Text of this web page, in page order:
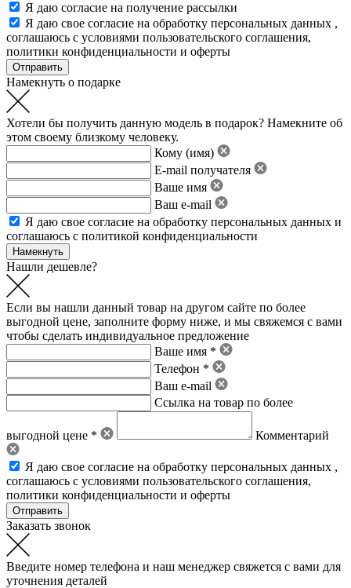
Я даю согласие на получение рассылки
Я даю свое согласие на обработку персональных данных ,
соглашаюсь с условиями пользовательского соглашения,
политики конфиденциальности и оферты
Намекнуть о подарке
Хотели бы получить данную модель в подарок? Намекните об
этом своему близкому человеку.
Кому (имя)
E-mail получателя
Ваше имя
Ваш e-mail
Я даю свое согласие на обработку персональных данных и
соглашаюсь с политикой конфиденциальности
Нашли дешевле?
Если вы нашли данный товар на другом сайте по более
выгодной цене, заполните форму ниже, и мы свяжемся с вами
чтобы сделать индивидуальное предложение
Ваше имя *
Телефон *
Ваш e-mail
Ссылка на товар по более
выгодной цене * Комментарий
Я даю свое согласие на обработку персональных данных ,
соглашаюсь с условиями пользовательского соглашения,
политики конфиденциальности и оферты
Заказать звонок
Введите номер телефона и наш менеджер свяжется с вами для
уточнения деталей